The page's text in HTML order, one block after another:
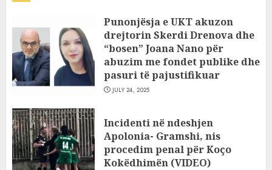
Punonjësja e UKT akuzon
drejtorin Skerdi Drenova dhe
“bosen” Joana Nano për
abuzim me fondet publike dhe
pasuri të pajustifikuar
JULY 24, 2025
Incidenti në ndeshjen
Apolonia- Gramshi, nis
procedim penal për Koço
Kokëdhimën (VIDEO)